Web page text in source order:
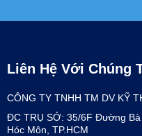
Liên Hệ Với Chúng
CÔNG TY TNHH TM DV KỸ
ĐC TRỤ SỞ: 35/6F Đường
Hóc Môn, TP.HCM